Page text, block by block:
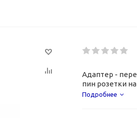
Адаптер -
пин розетки
Подробнее